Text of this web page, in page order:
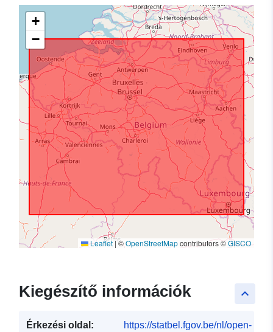
+
−
Leaflet|©OpenStreetMapcontributors ©GISCO
keyboard_arrow_up
Kiegészítő információk
Érkezési oldal:
https://statbel.fgov.be/nl/open-